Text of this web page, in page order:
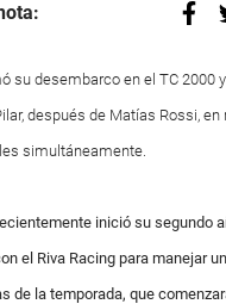
su desembarco en el TC 2000
después de Matías Rossi, en
simultáneamente.
inició su segundo
el Riva Racing para manejar
de la temporada, que